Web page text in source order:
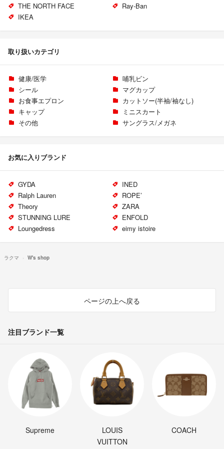
THE NORTH FACE
Ray-Ban
IKEA
取り扱いカテゴリ
健康/医学
哺乳ビン
シール
マグカップ
お食事エプロン
カットソー(半袖/袖なし)
キャップ
ミニスカート
その他
サングラス/メガネ
お気に入りブランド
GYDA
INED
Ralph Lauren
ROPE’
Theory
ZARA
STUNNING LURE
ENFOLD
Loungedress
eimy istoire
ラクマ W's shop
ページの上へ戻る
注目ブランド一覧
Supreme
LOUIS
VUITTON
COACH